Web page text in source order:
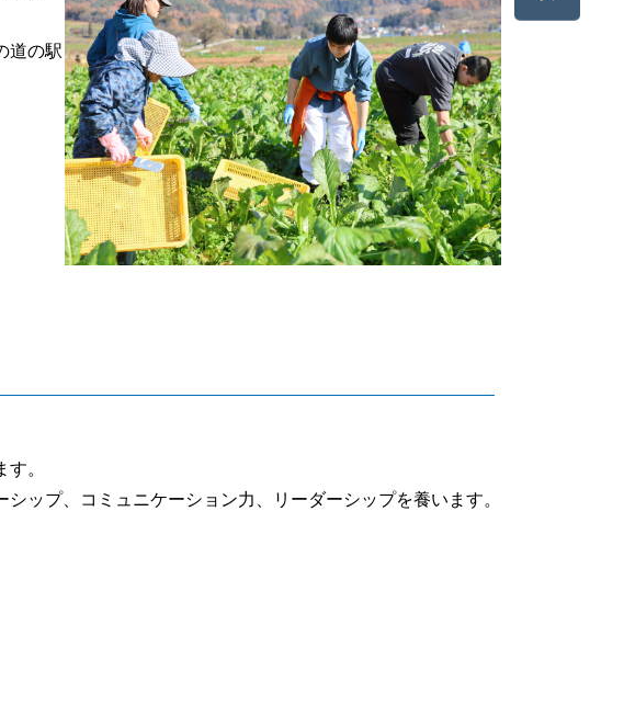
道の駅
。
ップ、コミュニケーション力、リーダーシップを養います。